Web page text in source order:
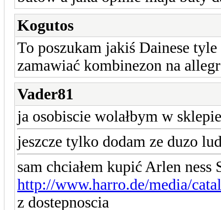
Kogutos
To poszukam jakiś Dainese
zamawiać kombinezon na
Vader81
ja osobiscie wolałbym w
jeszcze tylko dodam ze duzo
sam chciałem kupić Arlen ness
http://www.harro.de/media/
z dostepnoscia